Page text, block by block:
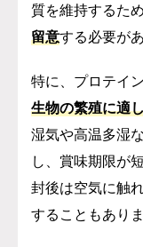
質を維持するため
留意する必要が
特に、プロテイン
生物の繁殖に適
湿気や高温多湿
し、賞味期限が
封後は空気に触
することもありま